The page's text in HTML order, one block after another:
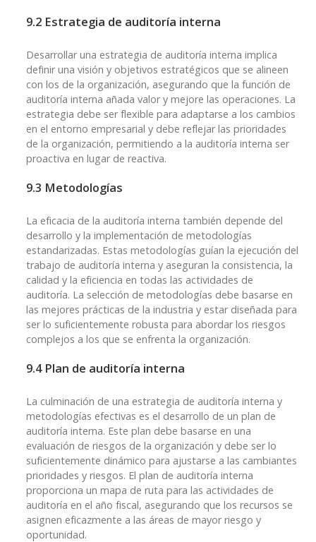
9.2 Estrategia de auditoría interna
Desarrollar una estrategia de auditoría interna implica
definir una visión y objetivos estratégicos que se alineen
con los de la organización, asegurando que la función de
auditoría interna añada valor y mejore las operaciones. La
estrategia debe ser flexible para adaptarse a los cambios
en el entorno empresarial y debe reflejar las prioridades
de la organización, permitiendo a la auditoría interna ser
proactiva en lugar de reactiva.
9.3 Metodologías
La eficacia de la auditoría interna también depende del
desarrollo y la implementación de metodologías
estandarizadas. Estas metodologías guían la ejecución del
trabajo de auditoría interna y aseguran la consistencia, la
calidad y la eficiencia en todas las actividades de
auditoría. La selección de metodologías debe basarse en
las mejores prácticas de la industria y estar diseñada para
ser lo suficientemente robusta para abordar los riesgos
complejos a los que se enfrenta la organización.
9.4 Plan de auditoría interna
La culminación de una estrategia de auditoría interna y
metodologías efectivas es el desarrollo de un plan de
auditoría interna. Este plan debe basarse en una
evaluación de riesgos de la organización y debe ser lo
suficientemente dinámico para ajustarse a las cambiantes
prioridades y riesgos. El plan de auditoría interna
proporciona un mapa de ruta para las actividades de
auditoría en el año fiscal, asegurando que los recursos se
asignen eficazmente a las áreas de mayor riesgo y
oportunidad.